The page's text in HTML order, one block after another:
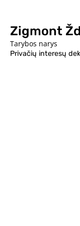
Zigmont
Tarybos narys
Privačių interesų